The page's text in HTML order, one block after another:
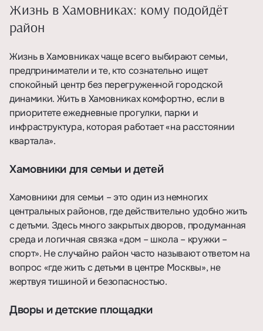
Жизнь в Хамовниках: кому подойдёт
район
Жизнь в Хамовниках чаще всего выбирают семьи,
предприниматели и те, кто сознательно ищет
спокойный центр без перегруженной городской
динамики. Жить в Хамовниках комфортно, если в
приоритете ежедневные прогулки, парки и
инфраструктура, которая работает «на расстоянии
квартала».
Хамовники для семьи и детей
Хамовники для семьи – это один из немногих
центральных районов, где действительно удобно жить
с детьми. Здесь много закрытых дворов, продуманная
среда и логичная связка «дом – школа – кружки –
спорт». Не случайно район часто называют ответом на
вопрос «где жить с детьми в центре Москвы», не
жертвуя тишиной и безопасностью.
Дворы и детские площадки